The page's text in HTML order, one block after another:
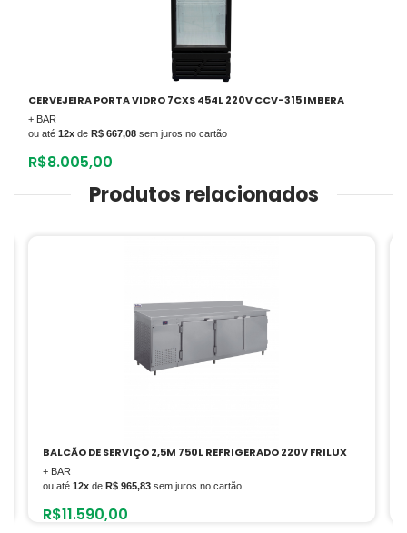
CERVEJEIRA PORTA VIDRO 7CXS 454L 220V CCV-315 IMBERA
+ BAR
ou até 12x de R$ 667,08 sem juros no cartão
R$8.005,00
Produtos relacionados
CCV315 CERVEJEIRA 7CX HAPPY PORTA PLOTADA
+ BAR
ou até 12x de R$ 388,21 sem juros no cartão
R$4.658,48